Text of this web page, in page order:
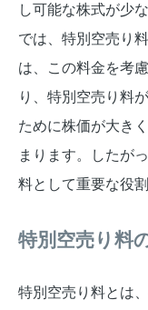
し可能な株式が少
では、特別空売り
は、この料金を考
り、特別空売り料
ために株価が大き
まります。したが
料として重要な役
特別空売り料
特別空売り料とは